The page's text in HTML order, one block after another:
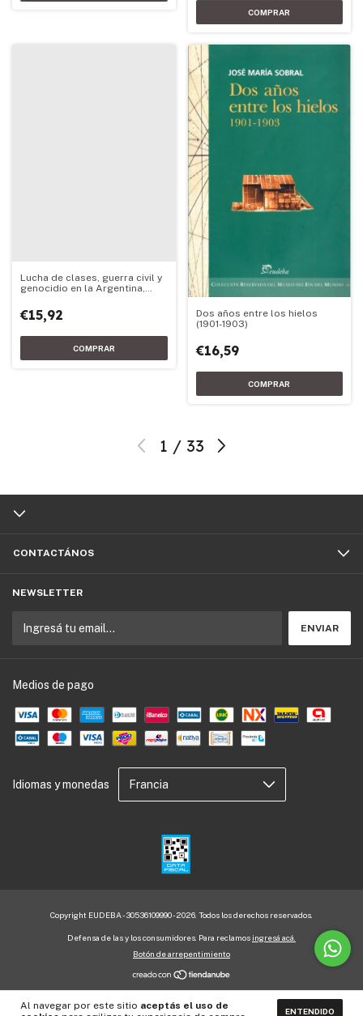
Al navegar por este sitio aceptás el uso de
ENTENDIDO
Lucha de clases, guerra civil y
genocidio en la Argentina,
€15,92
Dos años entre los hielos
(1901-1903)
€16,59
1 / 33
CONTACTÁNOS
NEWSLETTER
Medios de pago
Idiomas y monedas
Copyright EUDEBA - 30536109990 - 2026. Todos los derechos reservados.
Defensa de las y los consumidores. Para reclamos ingresá acá.
Botón de arrepentimiento